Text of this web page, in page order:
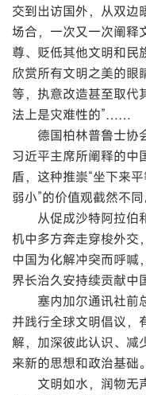
交到出访国外，从双边
场合，一次又一次阐释
尊、贬低其他文明和民
欣赏所有文明之美的眼
等，执意改造甚至取代
法上是灾难性的”……
德国柏林普鲁士协会
习近平主席所阐释的中
盾，这种推崇“坐下来
弱小”的价值观截然不同
从促成沙特阿拉伯
机中多方奔走穿梭外
中国为化解冲突而呼喊
界长治久安持续贡献中
塞内加尔通讯社前
并践行全球文明倡议，
解，加深彼此认识、减
来新的思想和政治基础。
文明如水，润物无